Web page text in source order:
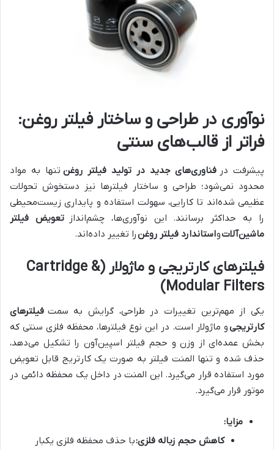
نوآوری در طراحی و ساختار فیلتر روغن:
فراتر از قالب‌های سنتی
پیشرفت در فناوری‌های جدید در تولید فیلتر روغن تنها به مواد
محدود نمی‌شود؛ طراحی و ساختار فیلترها نیز دستخوش تحولات
عظیمی شده‌اند تا کارایی، سهولت استفاده و پایداری زیست‌محیطی
را به حداکثر برسانند. این نوآوری‌ها، چشم‌انداز تعویض فیلتر
ماشین‌آلاتواستاندارد فیلتر روغنرا تغییر داده‌اند.
فیلترهای کارتریجی و ماژولار (Cartridge &
Modular Filters)
یکی از مهم‌ترین تغییرات در طراحی، گرایش به سمت فیلترهای
کارتریجیو ماژولار است. در این نوع فیلترها، محفظه فلزی سنتی که
بخش عمده‌ای از وزن و حجم فیلتر اسپین‌آون را تشکیل می‌دهد،
حذف شده و تنها المنت فیلتر به صورت یک کارتریج قابل تعویض
مورد استفاده قرار می‌گیرد. این المنت در داخل یک محفظه دائمی در
موتور قرار می‌گیرد.
مزایا:
کاهش حجم زباله فلزی:با حذف محفظه فلزی یکبار